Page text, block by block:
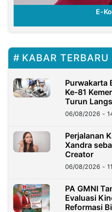
E-
KABAR TERBARU
Purwakarta
Ke-81
Turun
06/08/2026 -
Perjalanan
Xandra
Creator
06/08/2026 -
PA GMNI
Evaluasi
Reformasi